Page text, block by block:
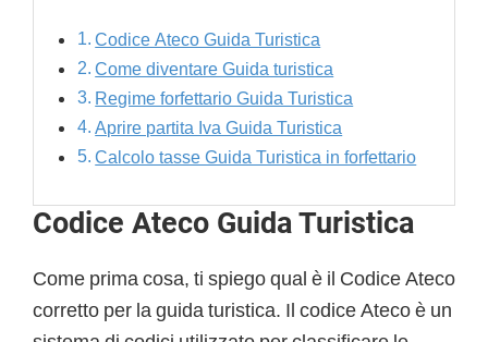
Codice Ateco Guida Turistica
Come diventare Guida turistica
Regime forfettario Guida Turistica
Aprire partita Iva Guida Turistica
Calcolo tasse Guida Turistica in forfettario
Codice Ateco Guida Turistica
Come prima cosa, ti spiego qual è il Codice Ateco
corretto per la guida turistica. Il codice Ateco è un